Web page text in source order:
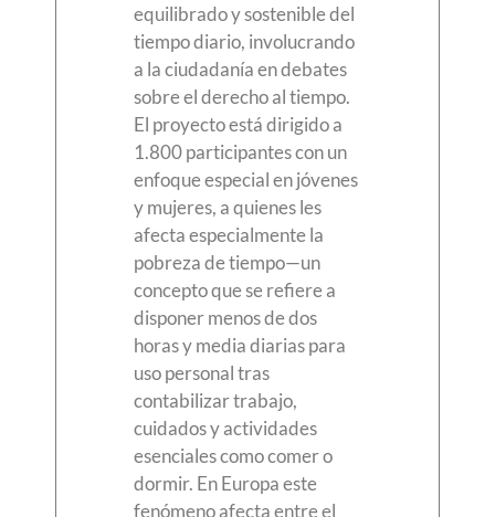
equilibrado y sostenible del
tiempo diario, involucrando
a la ciudadanía en debates
sobre el derecho al tiempo.
El proyecto está dirigido a
1.800 participantes con un
enfoque especial en jóvenes
y mujeres, a quienes les
afecta especialmente la
pobreza de tiempo—un
concepto que se refiere a
disponer menos de dos
horas y media diarias para
uso personal tras
contabilizar trabajo,
cuidados y actividades
esenciales como comer o
dormir. En Europa este
fenómeno afecta entre el